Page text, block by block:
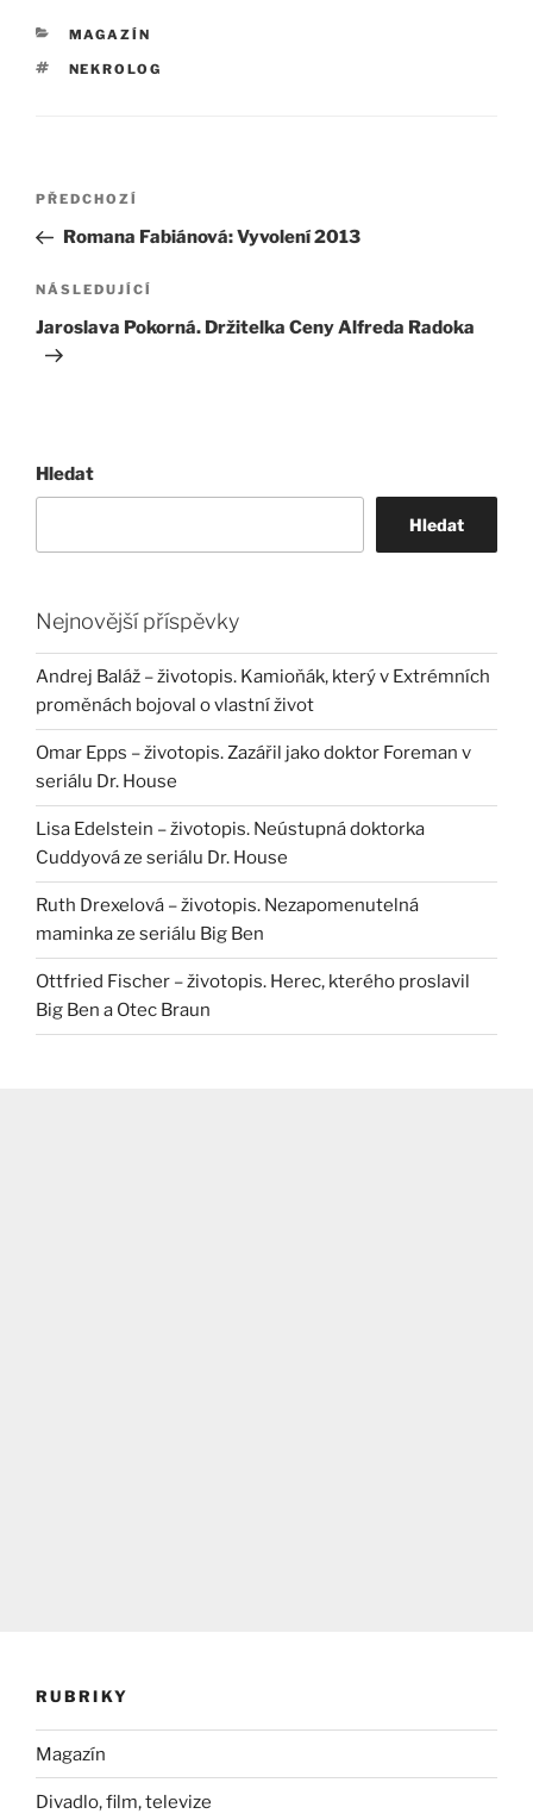
RUBRIKY
MAGAZÍN
ŠTÍTKY
NEKROLOG
Navigace
příspěvek
Předchozí
příspěvek
PŘEDCHOZÍ
Romana Fabiánová: Vyvolení 2013
Následující
příspěvek
NÁSLEDUJÍCÍ
Jaroslava Pokorná. Držitelka Ceny Alfreda Radoka
Hledat
Hledat
Nejnovější příspěvky
Andrej Baláž – životopis. Kamioňák, který v Extrémních
proměnách bojoval o vlastní život
Omar Epps – životopis. Zazářil jako doktor Foreman v
seriálu Dr. House
Lisa Edelstein – životopis. Neústupná doktorka
Cuddyová ze seriálu Dr. House
Ruth Drexelová – životopis. Nezapomenutelná
maminka ze seriálu Big Ben
Ottfried Fischer – životopis. Herec, kterého proslavil
Big Ben a Otec Braun
RUBRIKY
Magazín
Divadlo, film, televize